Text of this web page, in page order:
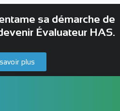
sa démarche de
Évaluateur HAS.
plus